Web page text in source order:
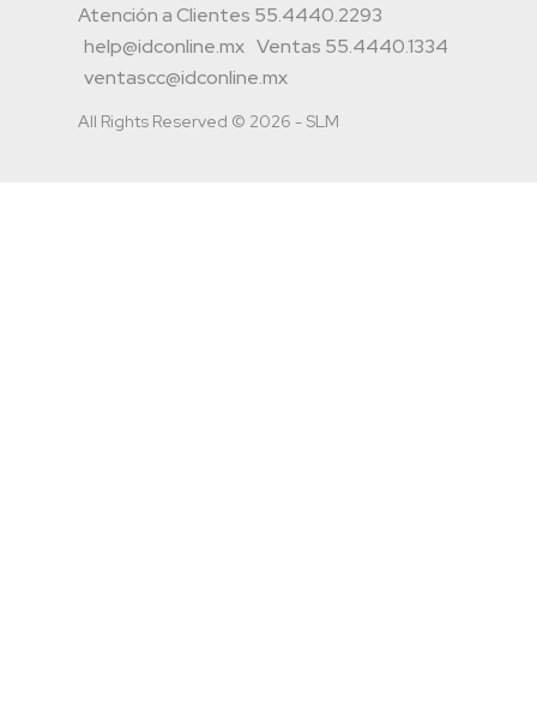
Atención a Clientes 55.4440.2293
help@idconline.mx Ventas 55.4440.1334
ventascc@idconline.mx
All Rights Reserved © 2026 - SLM